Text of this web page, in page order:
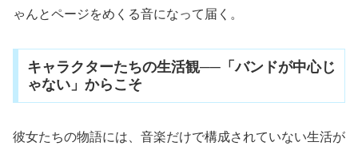
ゃんとページをめくる音になって届く。
キャラクターたちの生活観──「バンドが中心じ
ゃない」からこそ
彼女たちの物語には、音楽だけで構成されていない生活が